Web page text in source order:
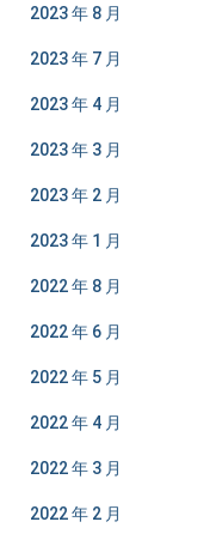
2023 年 8 月
2023 年 7 月
2023 年 4 月
2023 年 3 月
2023 年 2 月
2023 年 1 月
2022 年 8 月
2022 年 6 月
2022 年 5 月
2022 年 4 月
2022 年 3 月
2022 年 2 月